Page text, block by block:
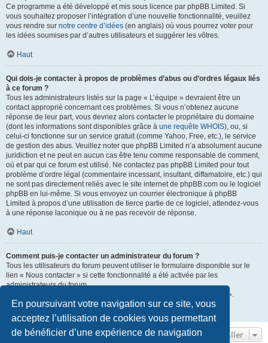
En poursuivant votre navigation sur ce site, vous
acceptez l’utilisation de cookies vous permettant
de bénéficier d’une expérience de navigation
Ce programme a été développé et mis sous licence par phpBB Limited. Si
vous souhaitez proposer l’intégration d’une nouvelle fonctionnalité, veuillez
vous rendre sur notre centre d’idées (en anglais) où vous pourrez voter pour
les idées soumises par d’autres utilisateurs et suggérer les vôtres.
Haut
Qui dois-je contacter à propos de problèmes d’abus ou d’ordres légaux liés
à ce forum ?
Tous les administrateurs listés sur la page « L’équipe » devraient être un
contact approprié concernant ces problèmes. Si vous n’obtenez aucune
réponse de leur part, vous devriez alors contacter le propriétaire du domaine
(dont les informations sont disponibles grâce à une requête WHOIS), ou, si
celui-ci fonctionne sur un service gratuit (comme Yahoo, Free, etc.), le service
de gestion des abus. Veuillez noter que phpBB Limited n’a absolument aucune
juridiction et ne peut en aucun cas être tenu comme responsable de comment,
où et par qui ce forum est utilisé. Ne contactez pas phpBB Limited pour tout
problème d’ordre légal (commentaire incessant, insultant, diffamatoire, etc.) qui
ne sont pas directement reliés avec le site internet de phpBB.com ou le logiciel
phpBB en lui-même. Si vous envoyez un courrier électronique à phpBB
Limited à propos d’une utilisation de tierce partie de ce logiciel, attendez-vous
à une réponse laconique ou à ne pas recevoir de réponse.
Haut
Comment puis-je contacter un administrateur du forum ?
Tous les utilisateurs du forum peuvent utiliser le formulaire disponible sur le
lien « Nous contacter » si cette fonctionnalité a été activée par les
administrateurs du forum.
Les membres du forum peuvent également utiliser le lien « L’équipe ».
Aller